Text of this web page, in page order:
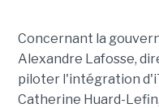
Concernant la
Alexandre Lafosse,
piloter l'intégration
Catherine Huard-